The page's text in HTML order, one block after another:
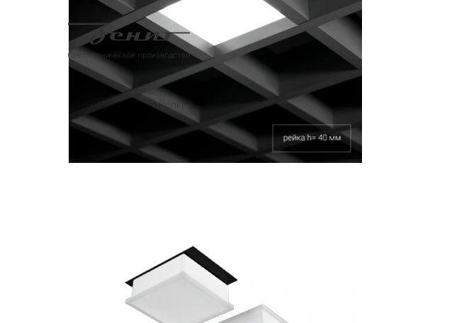
Сайт сделан в
Zum Punkt